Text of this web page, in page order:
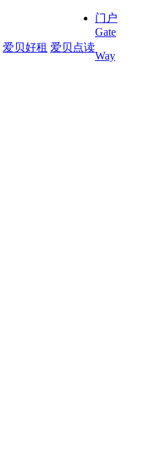
爱贝好租 爱贝点读
门户
Gate
Way